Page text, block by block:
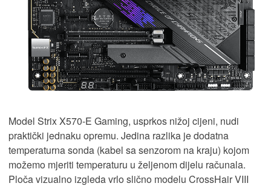
Model Strix X570-E Gaming, usprkos nižoj cijeni, nudi
praktički jednaku opremu. Jedina razlika je dodatna
temperaturna sonda (kabel sa senzorom na kraju) kojom
možemo mjeriti temperaturu u željenom dijelu računala.
Ploča vizualno izgleda vrlo slično modelu CrossHair VIII